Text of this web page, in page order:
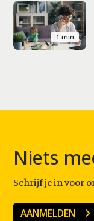
1 min
Niets
Schrijf je in voor
AANMELDEN